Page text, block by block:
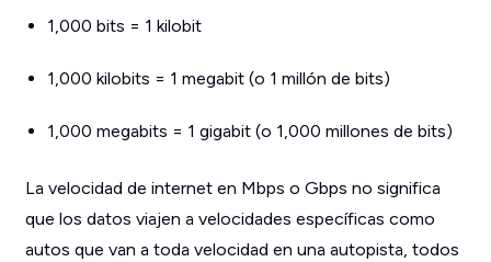
1,000 bits = 1 kilobit
1,000 kilobits = 1 megabit (o 1 millón de bits)
1,000 megabits = 1 gigabit (o 1,000 millones de bits)
La velocidad de internet en Mbps o Gbps no significa
que los datos viajen a velocidades específicas como
autos que van a toda velocidad en una autopista, todos